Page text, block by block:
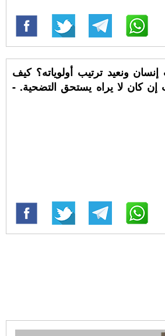
ونعيد ترتيب أولوياته؟ كيف
كان لا يراه يستحق التضحية. -